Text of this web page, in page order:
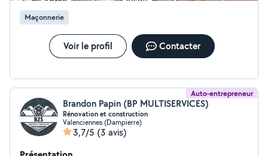
Maçonnerie
Voir le profil Contacter
Auto-entrepreneur
Brandon Papin (BP MULTISERVICES)
Rénovation et construction
Valenciennes (Dampierre)
3,7/5 (3 avis)